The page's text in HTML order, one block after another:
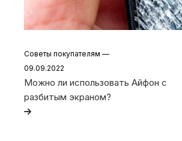
Советы покупателям —
09.09.2022
Можно ли использовать Айфон с
разбитым экраном?